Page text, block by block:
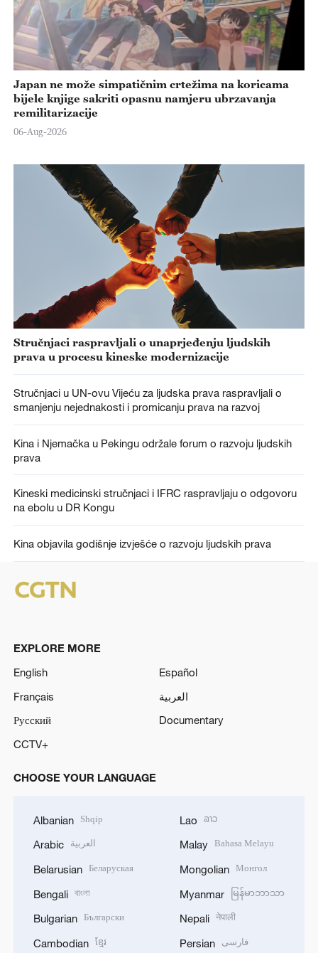
Japan ne može simpatičnim crtežima na koricama
bijele knjige sakriti opasnu namjeru ubrzavanja
remilitarizacije
06-Aug-2026
Stručnjaci raspravljali o unaprjeđenju ljudskih
prava u procesu kineske modernizacije
Stručnjaci u UN-ovu Vijeću za ljudska prava raspravljali o
smanjenju nejednakosti i promicanju prava na razvoj
Kina i Njemačka u Pekingu održale forum o razvoju ljudskih
prava
Kineski medicinski stručnjaci i IFRC raspravljaju o odgovoru
na ebolu u DR Kongu
Kina objavila godišnje izvješće o razvoju ljudskih prava
EXPLORE MORE
English
Español
Français
العربية
Русский
Documentary
CCTV+
CHOOSE YOUR LANGUAGE
Albanian Shqip
Arabic العربية
Belarusian Беларуская
Bengali বাংলা
Bulgarian Български
Cambodian ខ្មែរ
Lao ລາວ
Malay Bahasa Melayu
Mongolian Монгол
Myanmar မြန်မာဘာသာ
Nepali नेपाली
Persian فارسی